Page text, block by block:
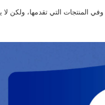
المنتجات التي تقدمها، ولكن